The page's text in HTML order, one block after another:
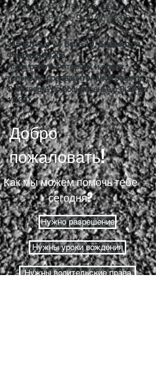
Позвоните нам! Понедельник
– суббота с 9:00 до 18:00.
345 6th Ave W, Suite 10, Брадентон,
Флорида 34205
Часы работы: вторник и среда,
только по предварительной записи.
С четверга по воскресенье с 9:30 до
17:30.
Добро
пожаловать!
Как мы можем помочь тебе
сегодня?
Нужно разрешение
Нужны уроки вождения
Нужны водительские права